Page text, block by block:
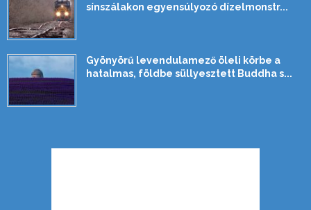
sínszálakon egyensúlyozó dízelmonstr...
Gyönyörű levendulamező öleli körbe a
hatalmas, földbe süllyesztett Buddha s...